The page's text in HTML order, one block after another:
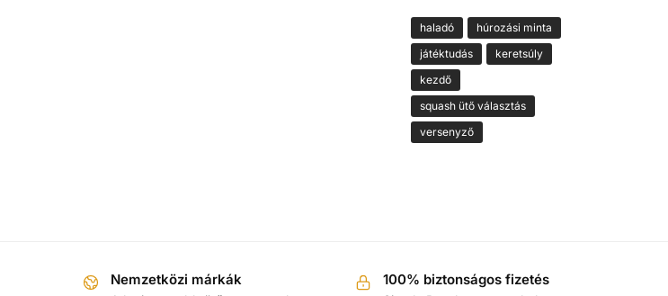
haladó
húrozási minta
játéktudás
keretsúly
kezdő
squash ütő választás
versenyző
Nemzetközi márkák 100% biztonságos fizetés